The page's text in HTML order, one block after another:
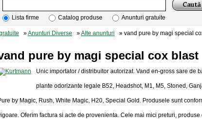
Lista firme Catalog produse Anunturi gratuite
»Anunturi Diverse »Alte anunturi » vand pure by magi special
pure by magi special cox
Unic importator / distribuitor autorizat. Vand en-gross sare de
plante odorizante legale B52, Headshot, M1, M5, Stoned,
by Magic, Rush, White Magic, H20, Special Gold. Produsele sunt
Oferim factura si acte de provenienta. Cele mai mici preturi,